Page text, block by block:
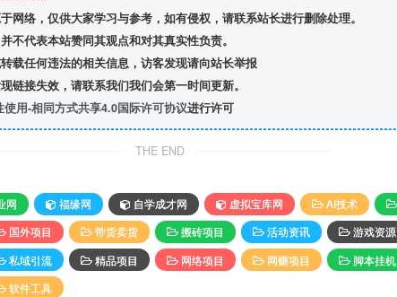
网络，仅供大家学习与参考，如有侵权，请联系站长进行删除处理。
不代表本站赞同其观点和对其真实性负责。
载任何违法的相关信息，访客发现请向站长举报
链接失效，请联系我们我们会第一时间更新。
用-相同方式共享4.0国际许可协议进行许可
THE END
网 福缘网 自学成才网 虚拟宝库网 AI技术
国外项目 带货卖货 搬砖项目 活动资讯 游戏资源
私域引流 精品项目 网络项目 网赚项目 脚本挂机
软件工具